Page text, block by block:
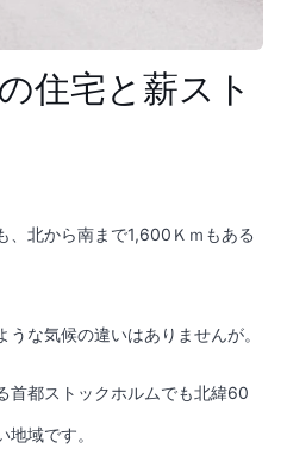
住宅と薪スト
、北から南まで1,600Ｋｍもある
な気候の違いはありませんが。
首都ストックホルムでも北緯60
域です。